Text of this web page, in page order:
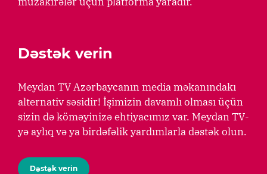
Dəstək verin
Meydan TV Azərbaycanın media məkanındakı
alternativ səsidir! İşimizin davamlı olması üçün
sizin də köməyinizə ehtiyacımız var. Meydan TV-
yə aylıq və ya birdəfəlik yardımlarla dəstək olun.
Dəstək verin